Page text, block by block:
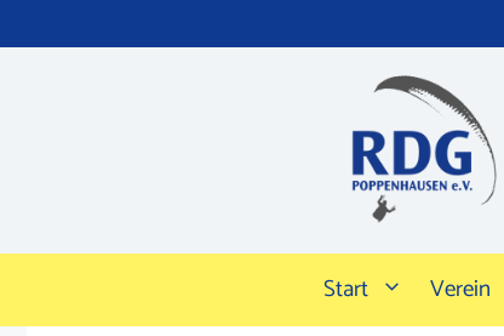
Inhalt
Start Verein